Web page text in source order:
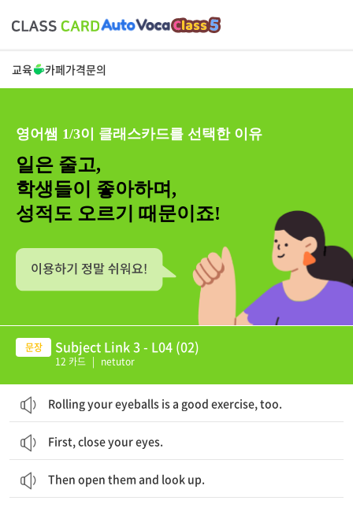
교육 카페가격문의
영어쌤 1/3이 클래스카드를 선택한 이유
일은 줄고,
학생들이 좋아하며,
성적도 오르기 때문이죠!
Subject Link 3 - L04 (02)
12 카드 | netutor
Rolling your eyeballs is a good exercise, too.
First, close your eyes.
Then open them and look up.